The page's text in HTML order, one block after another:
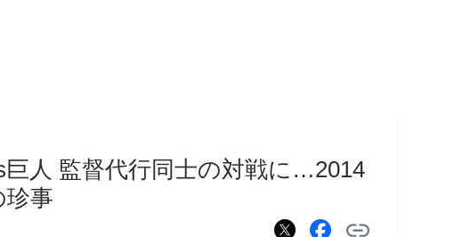
巨人 監督代行同士の対戦に…2014
珍事